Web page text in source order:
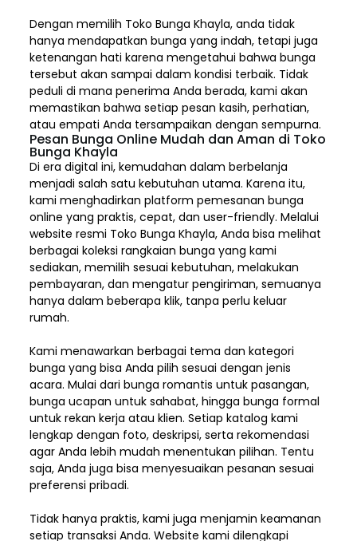
Dengan memilih Toko Bunga Khayla, anda tidak
hanya mendapatkan bunga yang indah, tetapi juga
ketenangan hati karena mengetahui bahwa bunga
tersebut akan sampai dalam kondisi terbaik. Tidak
peduli di mana penerima Anda berada, kami akan
memastikan bahwa setiap pesan kasih, perhatian,
atau empati Anda tersampaikan dengan sempurna.
Pesan Bunga Online Mudah dan Aman di Toko
Bunga Khayla
Di era digital ini, kemudahan dalam berbelanja
menjadi salah satu kebutuhan utama. Karena itu,
kami menghadirkan platform pemesanan bunga
online yang praktis, cepat, dan user-friendly. Melalui
website resmi Toko Bunga Khayla, Anda bisa melihat
berbagai koleksi rangkaian bunga yang kami
sediakan, memilih sesuai kebutuhan, melakukan
pembayaran, dan mengatur pengiriman,semuanya
hanya dalam beberapa klik, tanpa perlu keluar
rumah.
Kami menawarkan berbagai tema dan kategori
bunga yang bisa Anda pilih sesuai dengan jenis
acara. Mulai dari bunga romantis untuk pasangan,
bunga ucapan untuk sahabat, hingga bunga formal
untuk rekan kerja atau klien. Setiap katalog kami
lengkap dengan foto, deskripsi, serta rekomendasi
agar Anda lebih mudah menentukan pilihan. Tentu
saja, Anda juga bisa menyesuaikan pesanan sesuai
preferensi pribadi.
Tidak hanya praktis, kami juga menjamin keamanan
setiap transaksi Anda. Website kami dilengkapi